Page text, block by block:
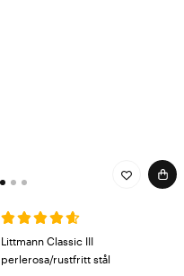
Littmann Classic III
perlerosa/rustfritt stål